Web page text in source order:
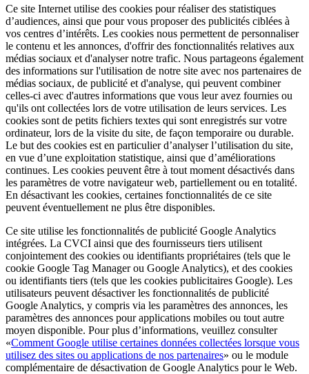
Ce site Internet utilise des cookies pour réaliser des statistiques
d’audiences, ainsi que pour vous proposer des publicités ciblées à
vos centres d’intérêts. Les cookies nous permettent de personnaliser
le contenu et les annonces, d'offrir des fonctionnalités relatives aux
médias sociaux et d'analyser notre trafic. Nous partageons également
des informations sur l'utilisation de notre site avec nos partenaires de
médias sociaux, de publicité et d'analyse, qui peuvent combiner
celles-ci avec d'autres informations que vous leur avez fournies ou
qu'ils ont collectées lors de votre utilisation de leurs services. Les
cookies sont de petits fichiers textes qui sont enregistrés sur votre
ordinateur, lors de la visite du site, de façon temporaire ou durable.
Le but des cookies est en particulier d’analyser l’utilisation du site,
en vue d’une exploitation statistique, ainsi que d’améliorations
continues. Les cookies peuvent être à tout moment désactivés dans
les paramètres de votre navigateur web, partiellement ou en totalité.
En désactivant les cookies, certaines fonctionnalités de ce site
peuvent éventuellement ne plus être disponibles.
Ce site utilise les fonctionnalités de publicité Google Analytics
intégrées. La CVCI ainsi que des fournisseurs tiers utilisent
conjointement des cookies ou identifiants propriétaires (tels que le
cookie Google Tag Manager ou Google Analytics), et des cookies
ou identifiants tiers (tels que les cookies publicitaires Google). Les
utilisateurs peuvent désactiver les fonctionnalités de publicité
Google Analytics, y compris via les paramètres des annonces, les
paramètres des annonces pour applications mobiles ou tout autre
moyen disponible. Pour plus d’informations, veuillez consulter
«Comment Google utilise certaines données collectées lorsque vous
utilisez des sites ou applications de nos partenaires» ou le module
complémentaire de désactivation de Google Analytics pour le Web.